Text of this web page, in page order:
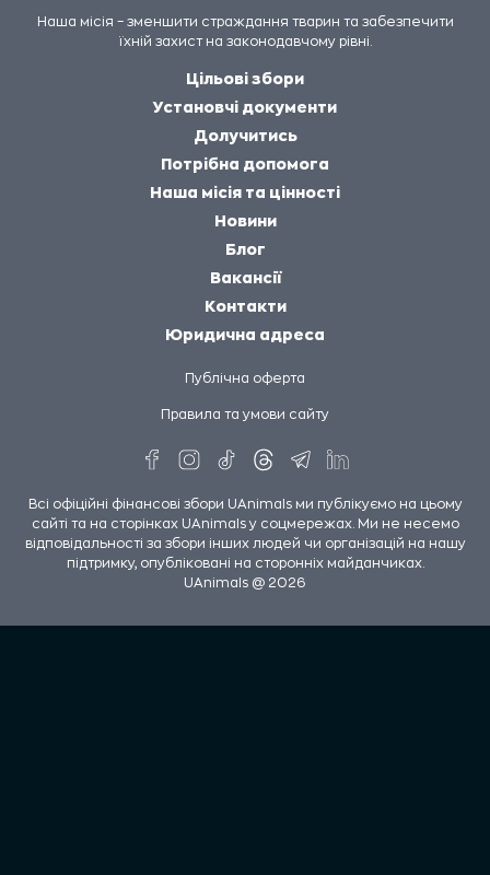
Наша місія – зменшити страждання тварин та забезпечити
їхній захист на законодавчому рівні.
Цільові збори
Установчі документи
Долучитись
Потрібна допомога
Наша місія та цінності
Новини
Блог
Вакансії
Контакти
Юридична адреса
Публічна оферта
Правила та умови сайту
Всі офіційні фінансові збори UAnimals ми публікуємо на цьому
сайті та на сторінках UAnimals у соцмережах. Ми не несемо
відповідальності за збори інших людей чи організацій на нашу
підтримку, опубліковані на сторонніх майданчиках.
UAnimals @ 2026